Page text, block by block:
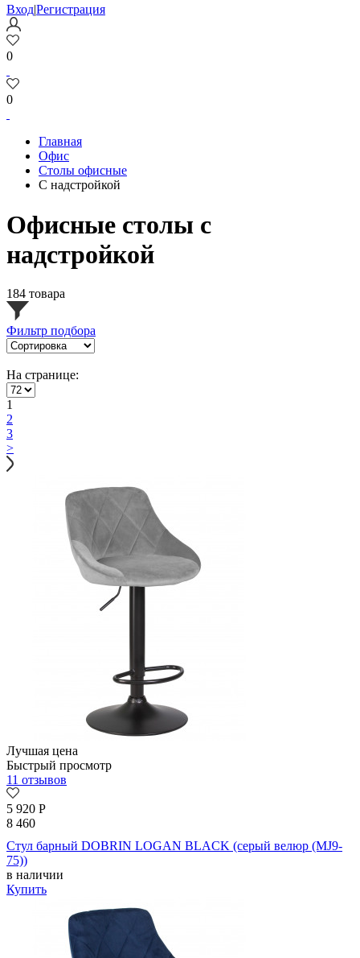
Вход|Регистрация
0
0
Главная
Офис
Столы офисные
С надстройкой
Офисные столы с
надстройкой
184 товара
Фильтр подбора
На странице:
1
2
3
>
Лучшая цена
Быстрый просмотр
11 отзывов
5 920 Р
8 460
Стул барный DOBRIN LOGAN BLACK (серый велюр (MJ9-
75))
в наличии
Купить